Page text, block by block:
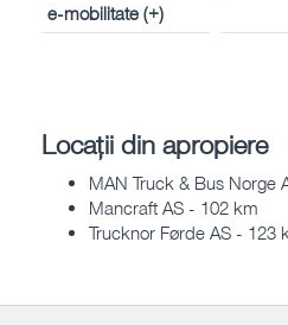
e-mobilitate (+)
Locații din apropiere
MAN Truck & Bus Norge
Mancraft AS - 102 km
Trucknor Førde AS - 123